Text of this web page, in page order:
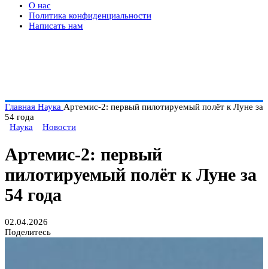
О нас
Политика конфиденциальности
Написать нам
Главная Наука Артемис‑2: первый пилотируемый полёт к Луне за
54 года
Наука
Новости
Артемис‑2: первый
пилотируемый полёт к Луне за
54 года
02.04.2026
Поделитесь